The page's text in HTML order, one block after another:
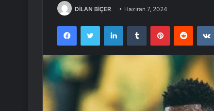
DİLAN BİÇER Haziran 7, 2024
FacebookTwitter LinkedInTumblr PinterestReddit